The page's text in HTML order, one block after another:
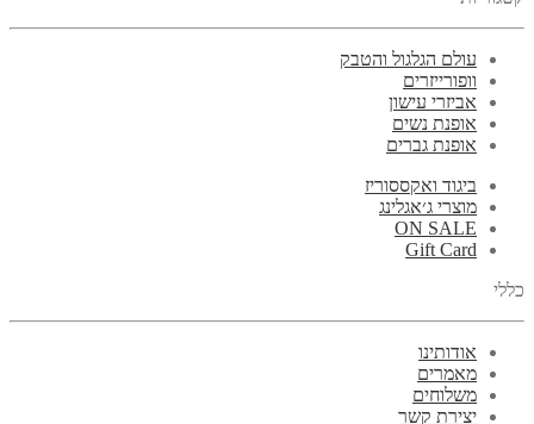
עולם הגלגול והטבק
וופורייזרים
אביזרי עישון
אופנת נשים
אופנת גברים
ביגוד ואקססוריז
מוצרי ג׳אגלינג
ON SALE
Gift Card
כללי
אודותינו
מאמרים
משלוחים
יצירת קשר